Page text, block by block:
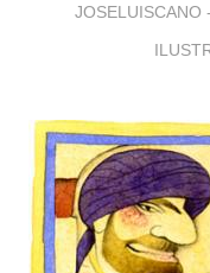
JOSELUISCANO -